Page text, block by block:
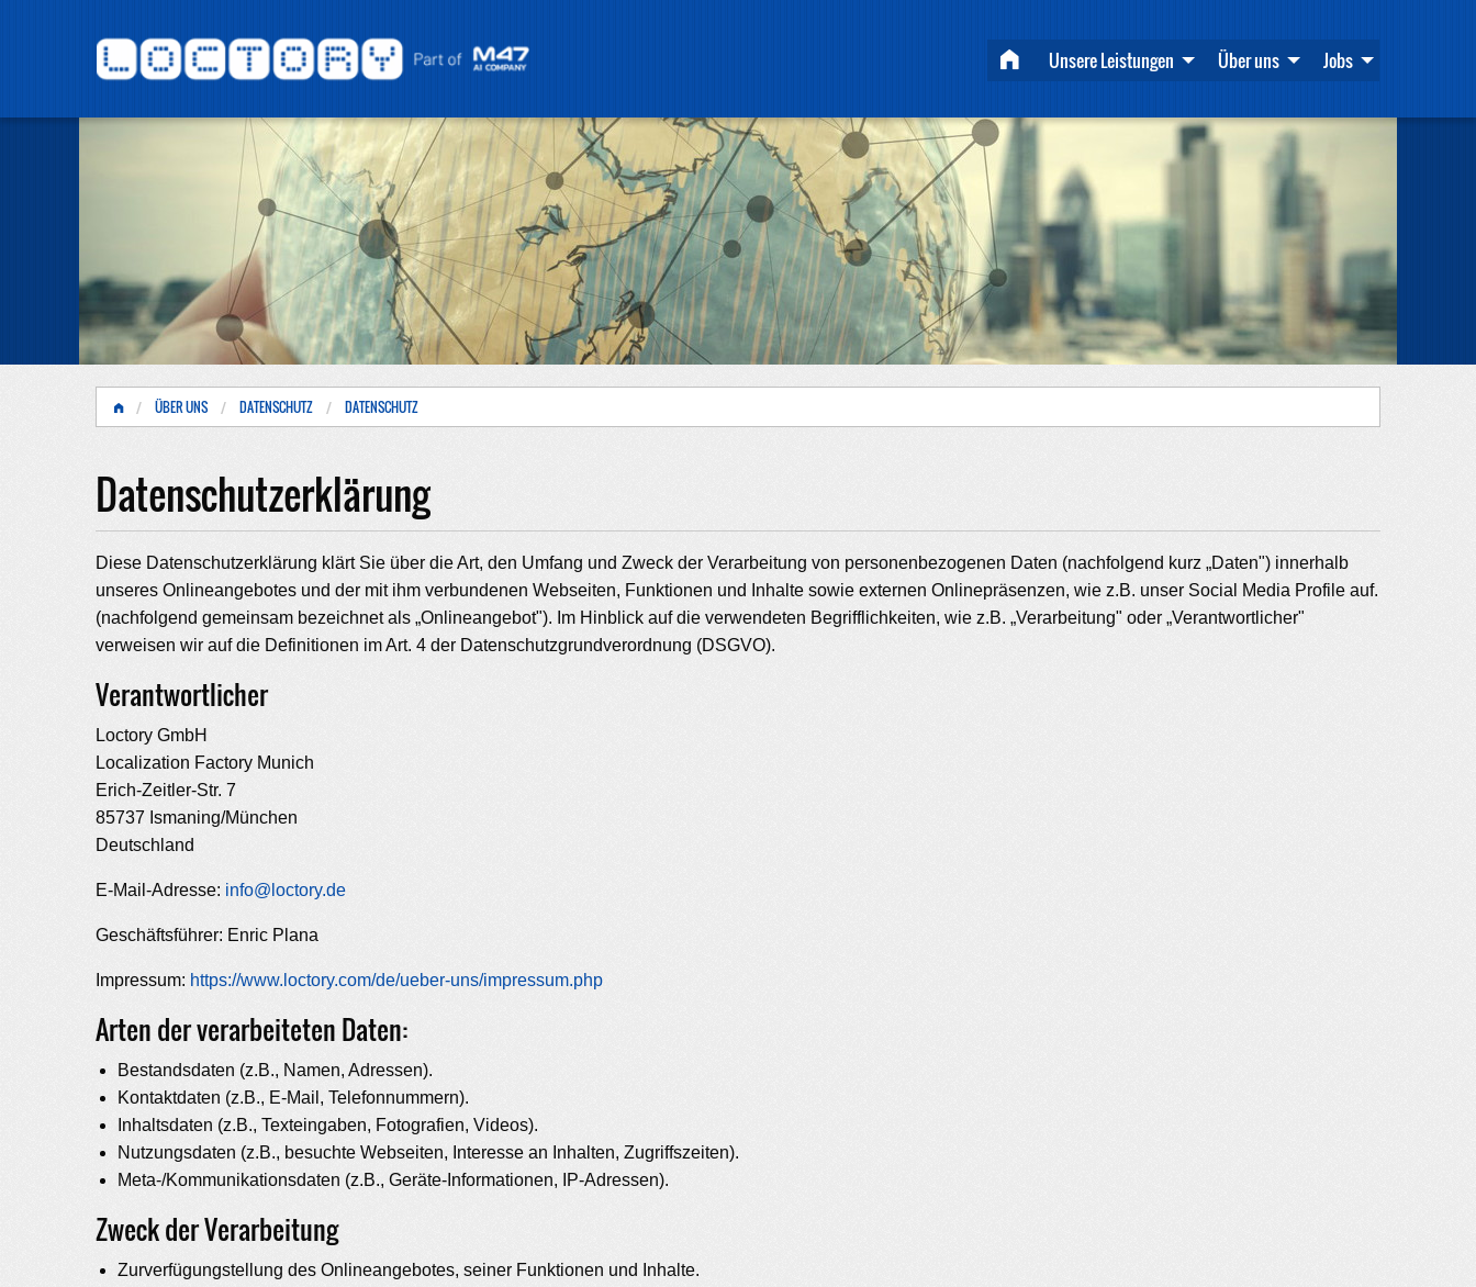
Unsere Leistungen Über uns Jobs
ÜBER UNS DATENSCHUTZ DATENSCHUTZ
Datenschutzerklärung
Diese Datenschutzerklärung klärt Sie über die Art, den Umfang und Zweck der Verarbeitung von personenbezogenen Daten (nachfolgend kurz „Daten") innerhalb
unseres Onlineangebotes und der mit ihm verbundenen Webseiten, Funktionen und Inhalte sowie externen Onlinepräsenzen, wie z.B. unser Social Media Profile auf.
(nachfolgend gemeinsam bezeichnet als „Onlineangebot"). Im Hinblick auf die verwendeten Begrifflichkeiten, wie z.B. „Verarbeitung" oder „Verantwortlicher"
verweisen wir auf die Definitionen im Art. 4 der Datenschutzgrundverordnung (DSGVO).
Verantwortlicher
Loctory GmbH
Localization Factory Munich
Erich-Zeitler-Str. 7
85737 Ismaning/München
Deutschland
E-Mail-Adresse: info@loctory.de
Geschäftsführer: Enric Plana
Impressum: https://www.loctory.com/de/ueber-uns/impressum.php
Arten der verarbeiteten Daten:
Bestandsdaten (z.B., Namen, Adressen).
Kontaktdaten (z.B., E-Mail, Telefonnummern).
Inhaltsdaten (z.B., Texteingaben, Fotografien, Videos).
Nutzungsdaten (z.B., besuchte Webseiten, Interesse an Inhalten, Zugriffszeiten).
Meta-/Kommunikationsdaten (z.B., Geräte-Informationen, IP-Adressen).
Zweck der Verarbeitung
Zurverfügungstellung des Onlineangebotes, seiner Funktionen und Inhalte.